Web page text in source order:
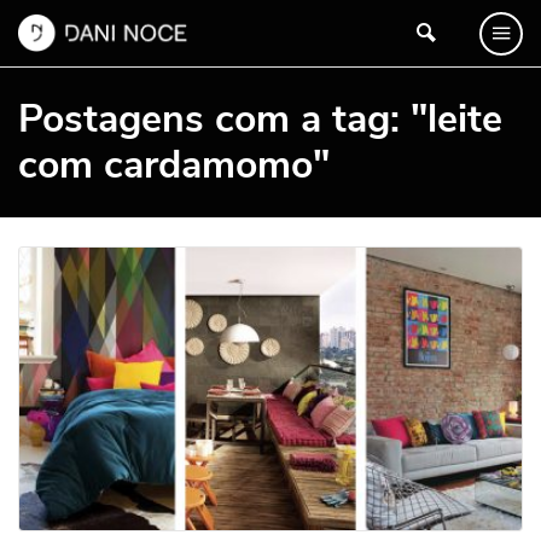
Postagens com a tag: "leite
com cardamomo"